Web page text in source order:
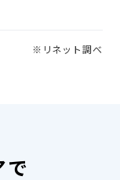
※リネット調べ
で